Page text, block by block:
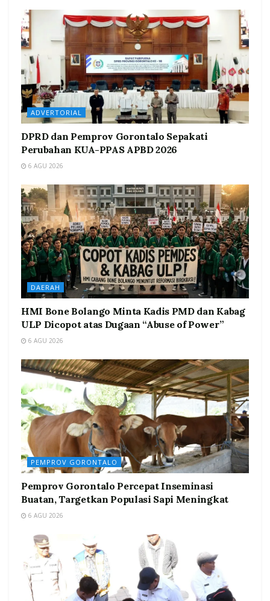
ADVERTORIAL
DPRD dan Pemprov Gorontalo Sepakati
Perubahan KUA-PPAS APBD 2026
6 AGU 2026
DAERAH
HMI Bone Bolango Minta Kadis PMD dan Kabag
ULP Dicopot atas Dugaan “Abuse of Power”
6 AGU 2026
PEMPROV GORONTALO
Pemprov Gorontalo Percepat Inseminasi
Buatan, Targetkan Populasi Sapi Meningkat
6 AGU 2026